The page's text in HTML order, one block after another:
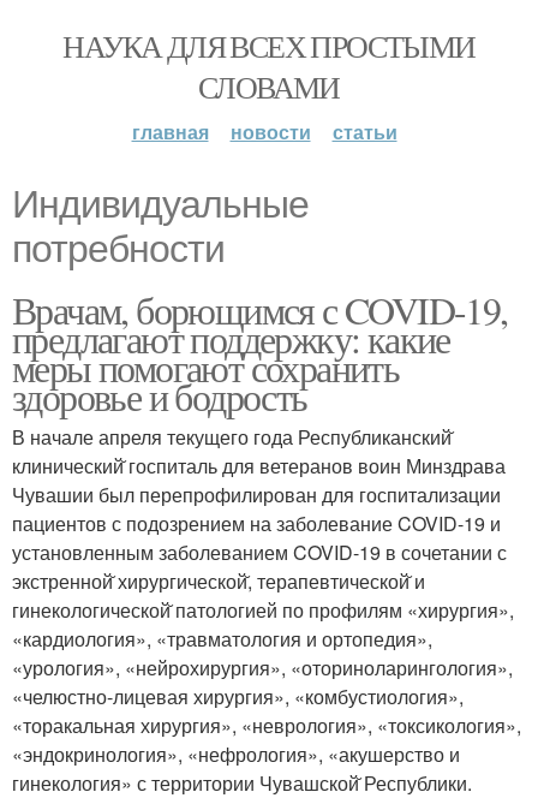
НАУКА ДЛЯ ВСЕХ ПРОСТЫМИ
СЛОВАМИ
главная новости статьи
Индивидуальные
потребности
Врачам, борющимся с COVID-19,
предлагают поддержку: какие
меры помогают сохранить
здоровье и бодрость
В начале апреля текущего года Республиканский̆
клинический̆ госпиталь для ветеранов воин Минздрава
Чувашии был перепрофилирован для госпитализации
пациентов с подозрением на заболевание COVID-19 и
установленным заболеванием COVID-19 в сочетании с
экстренной̆ хирургической̆, терапевтической̆ и
гинекологической̆ патологией по профилям «хирургия»,
«кардиология», «травматология и ортопедия»,
«урология», «нейрохирургия», «оториноларингология»,
«челюстно-лицевая хирургия», «комбустиология»,
«торакальная хирургия», «неврология», «токсикология»,
«эндокринология», «нефрология», «акушерство и
гинекология» с территории Чувашской̆ Республики.